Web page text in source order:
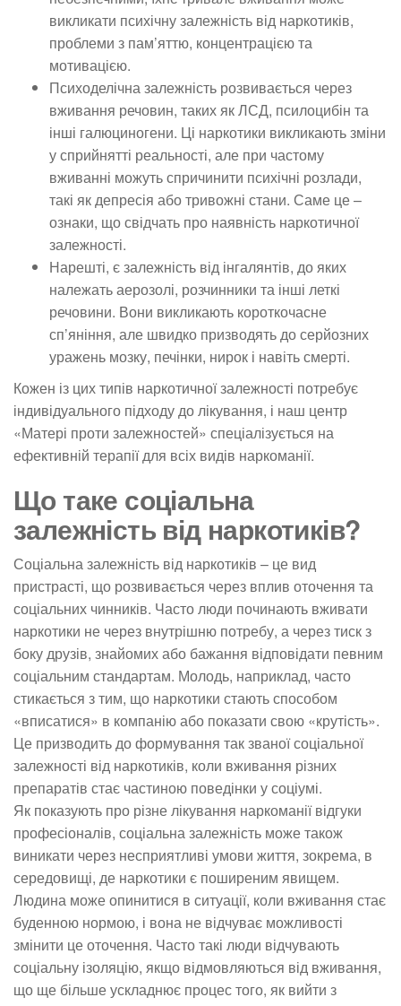
викликати психічну залежність від наркотиків,
проблеми з пам’яттю, концентрацією та
мотивацією.
Психоделічна залежність розвивається через
вживання речовин, таких як ЛСД, псилоцибін та
інші галюциногени. Ці наркотики викликають зміни
у сприйнятті реальності, але при частому
вживанні можуть спричинити психічні розлади,
такі як депресія або тривожні стани. Саме це –
ознаки, що свідчать про наявність наркотичної
залежності.
Нарешті, є залежність від інгалянтів, до яких
належать аерозолі, розчинники та інші леткі
речовини. Вони викликають короткочасне
сп’яніння, але швидко призводять до серйозних
уражень мозку, печінки, нирок і навіть смерті.
Кожен із цих типів наркотичної залежності потребує
індивідуального підходу до лікування, і наш центр
«Матері проти залежностей» спеціалізується на
ефективній терапії для всіх видів наркоманії.
Що таке соціальна
залежність від наркотиків?
Соціальна залежність від наркотиків – це вид
пристрасті, що розвивається через вплив оточення та
соціальних чинників. Часто люди починають вживати
наркотики не через внутрішню потребу, а через тиск з
боку друзів, знайомих або бажання відповідати певним
соціальним стандартам. Молодь, наприклад, часто
стикається з тим, що наркотики стають способом
«вписатися» в компанію або показати свою «крутість».
Це призводить до формування так званої соціальної
залежності від наркотиків, коли вживання різних
препаратів стає частиною поведінки у соціумі.
Як показують про різне лікування наркоманії відгуки
професіоналів, соціальна залежність може також
виникати через несприятливі умови життя, зокрема, в
середовищі, де наркотики є поширеним явищем.
Людина може опинитися в ситуації, коли вживання стає
буденною нормою, і вона не відчуває можливості
змінити це оточення. Часто такі люди відчувають
соціальну ізоляцію, якщо відмовляються від вживання,
що ще більше ускладнює процес того, як вийти з